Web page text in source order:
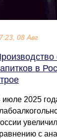
08 Авг
в
июле 2025
с